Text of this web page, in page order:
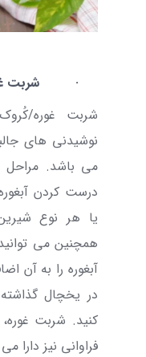
·
شربت
شربت غوره/
نوشیدنی های
می باشد. مراحل
درست کردن
یا هر نوع
همچنین می
آبغوره را به آن
در یخچال
کنید. شربت
فراوانی نیز دارا